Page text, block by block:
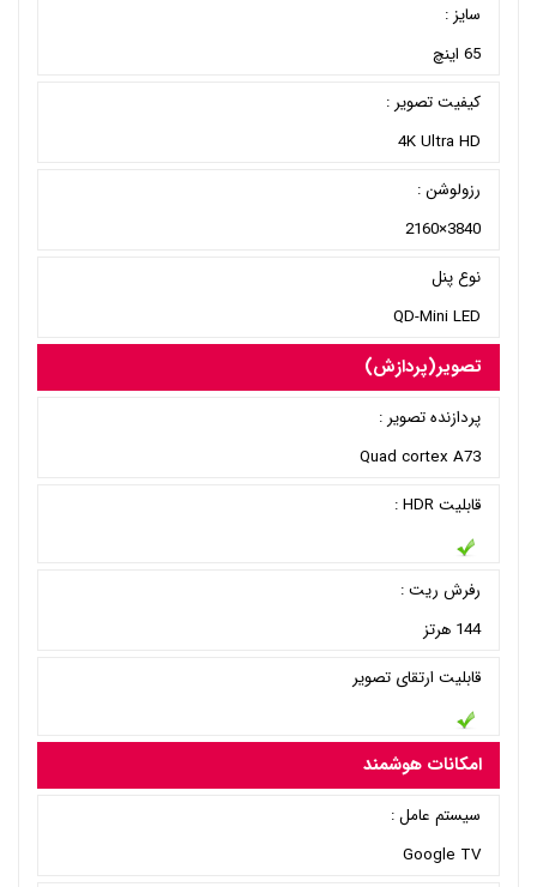
سایز :
65 اینچ
کیفیت تصویر :
4K Ultra HD
رزولوشن :
3840×2160
نوع پنل
QD-Mini LED
تصویر(پردازش)
پردازنده تصویر :
Quad cortex A73
قابلیت HDR :
رفرش ریت :
144 هرتز
قابلیت ارتقای تصویر
امکانات هوشمند
سیستم عامل :
Google TV